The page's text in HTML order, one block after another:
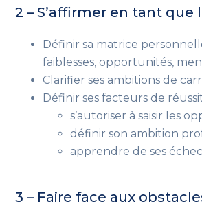
2 – S’affirmer en tant que
Définir sa matrice
faiblesses, opportunités,
Clarifier ses ambitions de
Définir ses facteurs de
s’autoriser à saisir les
définir son ambition
apprendre de ses
3 – Faire face aux